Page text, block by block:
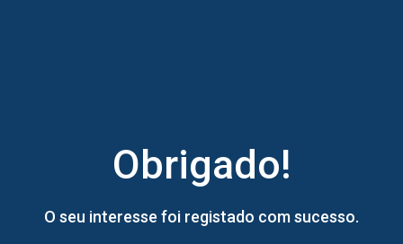
Obrigado!
O seu interesse foi registado com sucesso.